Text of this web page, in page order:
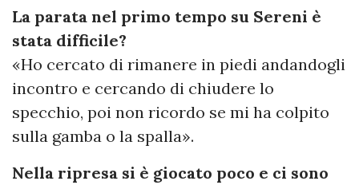
La parata nel primo tempo su Sereni è
stata difficile?
«Ho cercato di rimanere in piedi andandogli
incontro e cercando di chiudere lo
specchio, poi non ricordo se mi ha colpito
sulla gamba o la spalla».
Nella ripresa si è giocato poco e ci sono